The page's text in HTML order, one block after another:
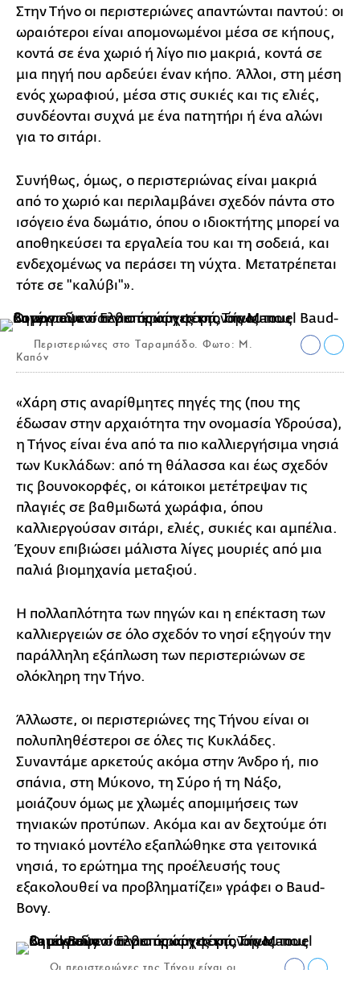
Στην Τήνο οι περιστεριώνες απαντώνται παντού: οι
ωραιότεροι είναι απομονωμένοι μέσα σε κήπους,
κοντά σε ένα χωριό ή λίγο πιο μακριά, κοντά σε
μια πηγή που αρδεύει έναν κήπο. Άλλοι, στη μέση
ενός χωραφιού, μέσα στις συκιές και τις ελιές,
συνδέονται συχνά με ένα πατητήρι ή ένα αλώνι
για το σιτάρι.
Συνήθως, όμως, ο περιστεριώνας είναι μακριά
από το χωριό και περιλαμβάνει σχεδόν πάντα στο
ισόγειο ένα δωμάτιο, όπου ο ιδιοκτήτης μπορεί να
αποθηκεύσει τα εργαλεία του και τη σοδειά, και
ενδεχομένως να περάσει τη νύχτα. Μετατρέπεται
τότε σε "καλύβι"».
Περιστεριώνες στο Ταραμπάδο. Φωτο: Μ.
Καπόν
«Χάρη στις αναρίθμητες πηγές της (που της
έδωσαν στην αρχαιότητα την ονομασία Υδρούσα),
η Τήνος είναι ένα από τα πιο καλλιεργήσιμα νησιά
των Κυκλάδων: από τη θάλασσα και έως σχεδόν
τις βουνοκορφές, οι κάτοικοι μετέτρεψαν τις
πλαγιές σε βαθμιδωτά χωράφια, όπου
καλλιεργούσαν σιτάρι, ελιές, συκιές και αμπέλια.
Έχουν επιβιώσει μάλιστα λίγες μουριές από μια
παλιά βιομηχανία μεταξιού.
Η πολλαπλότητα των πηγών και η επέκταση των
καλλιεργειών σε όλο σχεδόν το νησί εξηγούν την
παράλληλη εξάπλωση των περιστεριώνων σε
ολόκληρη την Τήνο.
Άλλωστε, οι περιστεριώνες της Τήνου είναι οι
πολυπληθέστεροι σε όλες τις Κυκλάδες.
Συναντάμε αρκετούς ακόμα στην Άνδρο ή, πιο
σπάνια, στη Μύκονο, τη Σύρο ή τη Νάξο,
μοιάζουν όμως με χλωμές απομιμήσεις των
τηνιακών προτύπων. Ακόμα και αν δεχτούμε ότι
το τηνιακό μοντέλο εξαπλώθηκε στα γειτονικά
νησιά, το ερώτημα της προέλευσής τους
εξακολουθεί να προβληματίζει» γράφει ο Baud-
Bovy.
Οι περιστεριώνες της Τήνου είναι οι